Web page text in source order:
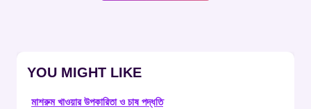
YOU MIGHT LIKE
মাশরুম খাওয়ার উপকারিতা ও চাষ পদ্ধতি